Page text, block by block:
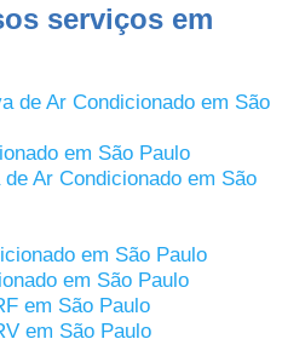
serviços em
de Ar Condicionado em São
em São Paulo
Ar Condicionado em São
em São Paulo
em São Paulo
em São Paulo
em São Paulo